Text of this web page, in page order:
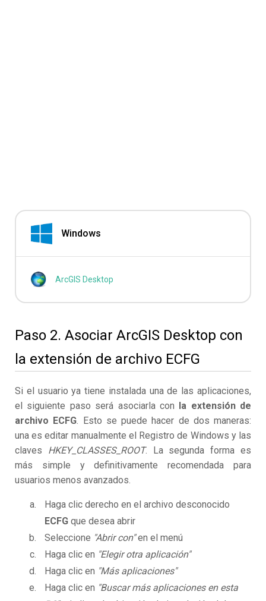
Windows
ArcGIS Desktop
Paso 2. Asociar ArcGIS Desktop con
la extensión de archivo ECFG
Si el usuario ya tiene instalada una de las aplicaciones,
el siguiente paso será asociarla con la extensión de
archivo ECFG. Esto se puede hacer de dos maneras:
una es editar manualmente el Registro de Windows y las
claves HKEY_CLASSES_ROOT. La segunda forma es
más simple y definitivamente recomendada para
usuarios menos avanzados.
Haga clic derecho en el archivo desconocido
ECFG que desea abrir
Seleccione "Abrir con"en el menú
Haga clic en "Elegir otra aplicación"
Haga clic en "Más aplicaciones"
Haga clic en "Buscar más aplicaciones en esta